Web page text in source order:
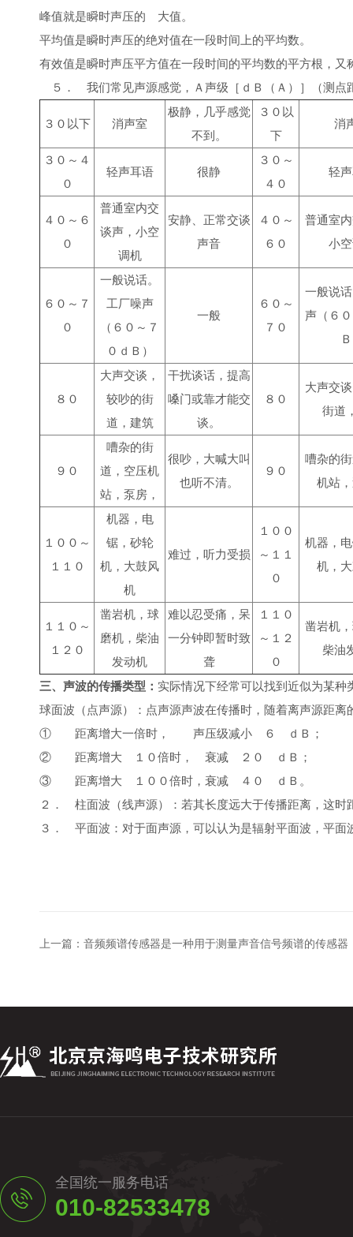
峰值就是瞬时声压的 大值。
平均值是瞬时声压的绝对值在一段时间上的平均数。
有效值是瞬时声压平方值在一段时间的平均数的平方根，又
５． 我们常见声源感觉，Ａ声级［ｄＢ（Ａ）］（测点
３０以下 消声室
极静，几乎感觉
不到。
３０以
下
消
３０～４
０
轻声耳语 很静
３０～
４０
轻
４０～６
０
普通室内交
谈声，小空
调机
安静、正常交谈
声音
４０～
６０
普通室
小
６０～７
０
一般说话。
工厂噪声
（６０～７
０ｄＢ）
一般
６０～
７０
一般说
声（６
８０
大声交谈，
较吵的街
道，建筑
干扰谈话，提高
嗓门或靠才能交
谈。
８０
大声交
街道
９０
嘈杂的街
道，空压机
站，泵房，
很吵，大喊大叫
也听不清。
９０
嘈杂的
机站
１００～
１１０
机器，电
锯，砂轮
机，大鼓风
机
难过，听力受损
１００
～１１
０
机器，
机，
１１０～
１２０
凿岩机，球
磨机，柴油
发动机
难以忍受痛，呆
一分钟即暂时致
聋
１１０
～１２
０
凿岩机
柴油
三、声波的传播类型： 实际情况下经常可以找到近似为某种
球面波（点声源）：点声源声波在传播时，随着离声源距离
① 距离增大一倍时， 声压级减小 ６ ｄＢ；
② 距离增大 １０倍时， 衰减 ２０ ｄＢ；
③ 距离增大 １００倍时，衰减 ４０ ｄＢ。
２． 柱面波（线声源）：若其长度远大于传播距离，这
３． 平面波：对于面声源，可以认为是辐射平面波，平面
上一篇： 音频频谱传感器是一种用于测量声音信号频谱的传感器
全国统一服务电话
010-82533478